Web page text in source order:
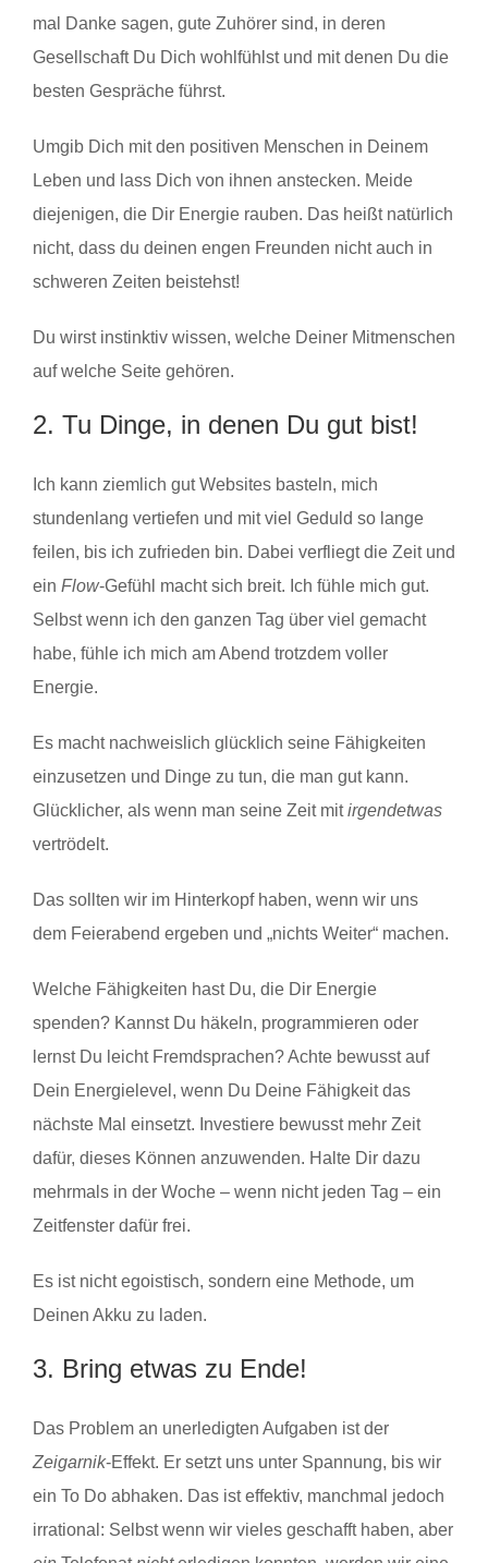
mal Danke sagen, gute Zuhörer sind, in deren
Gesellschaft Du Dich wohlfühlst und mit denen Du die
besten Gespräche führst.
Umgib Dich mit den positiven Menschen in Deinem
Leben und lass Dich von ihnen anstecken. Meide
diejenigen, die Dir Energie rauben. Das heißt natürlich
nicht, dass du deinen engen Freunden nicht auch in
schweren Zeiten beistehst!
Du wirst instinktiv wissen, welche Deiner Mitmenschen
auf welche Seite gehören.
2. Tu Dinge, in denen Du gut bist!
Ich kann ziemlich gut Websites basteln, mich
stundenlang vertiefen und mit viel Geduld so lange
feilen, bis ich zufrieden bin. Dabei verfliegt die Zeit und
ein Flow-Gefühl macht sich breit. Ich fühle mich gut.
Selbst wenn ich den ganzen Tag über viel gemacht
habe, fühle ich mich am Abend trotzdem voller
Energie.
Es macht nachweislich glücklich seine Fähigkeiten
einzusetzen und Dinge zu tun, die man gut kann.
Glücklicher, als wenn man seine Zeit mitirgendetwas
vertrödelt.
Das sollten wir im Hinterkopf haben, wenn wir uns
dem Feierabend ergeben und „nichts Weiter“ machen.
Welche Fähigkeiten hast Du, die Dir Energie
spenden? Kannst Du häkeln, programmieren oder
lernst Du leicht Fremdsprachen? Achte bewusst auf
Dein Energielevel, wenn Du Deine Fähigkeit das
nächste Mal einsetzt. Investiere bewusst mehr Zeit
dafür, dieses Können anzuwenden. Halte Dir dazu
mehrmals in der Woche – wenn nicht jeden Tag – ein
Zeitfenster dafür frei.
Es ist nicht egoistisch, sondern eine Methode, um
Deinen Akku zu laden.
3. Bring etwas zu Ende!
Das Problem an unerledigten Aufgaben ist der
Zeigarnik-Effekt. Er setzt uns unter Spannung, bis wir
ein To Do abhaken. Das ist effektiv, manchmal jedoch
irrational: Selbst wenn wir vieles geschafft haben, aber